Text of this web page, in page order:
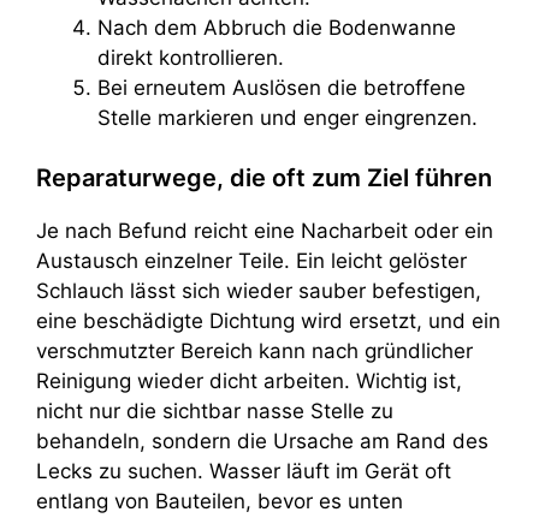
Nach dem Abbruch die Bodenwanne
direkt kontrollieren.
Bei erneutem Auslösen die betroffene
Stelle markieren und enger eingrenzen.
Reparaturwege, die oft zum Ziel führen
Je nach Befund reicht eine Nacharbeit oder ein
Austausch einzelner Teile. Ein leicht gelöster
Schlauch lässt sich wieder sauber befestigen,
eine beschädigte Dichtung wird ersetzt, und ein
verschmutzter Bereich kann nach gründlicher
Reinigung wieder dicht arbeiten. Wichtig ist,
nicht nur die sichtbar nasse Stelle zu
behandeln, sondern die Ursache am Rand des
Lecks zu suchen. Wasser läuft im Gerät oft
entlang von Bauteilen, bevor es unten